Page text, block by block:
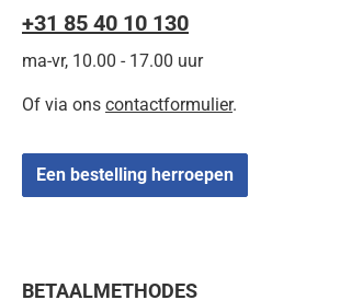
+31 85 40 10 130
ma-vr, 10.00 - 17.00 uur
Of via ons contactformulier.
Een bestelling herroepen
BETAALMETHODES